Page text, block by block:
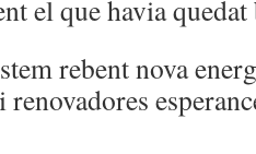
el que havia
rebent nova
renovadores